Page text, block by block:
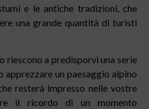
e le antiche tradizioni, che
una grande quantità di turisti
riescono a predisporvi una serie
un paesaggio alpino
resterà impresso nelle vostre
il ricordo di un momento